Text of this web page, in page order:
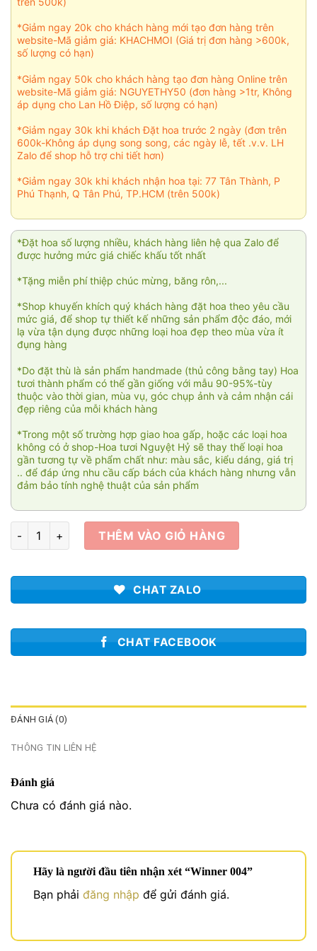
*Giảm ngay 20k cho khách hàng mới tạo đơn hàng trên
website-Mã giảm giá: KHACHMOI (Giá trị đơn hàng >600k,
số lượng có hạn)
*Giảm ngay 50k cho khách hàng tạo đơn hàng Online trên
website-Mã giảm giá: NGUYETHY50 (đơn hàng >1tr, Không
áp dụng cho Lan Hồ Điệp, số lượng có hạn)
*Giảm ngay 30k khi khách Đặt hoa trước 2 ngày (đơn trên
600k-Không áp dụng song song, các ngày lễ, tết .v.v. LH
Zalo để shop hỗ trợ chi tiết hơn)
*Giảm ngay 30k khi khách nhận hoa tại: 77 Tân Thành, P
Phú Thạnh, Q Tân Phú, TP.HCM (trên 500k)
*Đặt hoa số lượng nhiều, khách hàng liên hệ qua Zalo để
được hưởng mức giá chiếc khấu tốt nhất
*Tặng miễn phí thiệp chúc mừng, băng rôn,...
*Shop khuyến khích quý khách hàng đặt hoa theo yêu cầu
mức giá, để shop tự thiết kế những sản phẩm độc đáo, mới
lạ vừa tận dụng được những loại hoa đẹp theo mùa vừa ít
đụng hàng
*Do đặt thù là sản phẩm handmade (thủ công bằng tay) Hoa
tươi thành phẩm có thể gần giống với mẫu 90-95%-tùy
thuộc vào thời gian, mùa vụ, góc chụp ảnh và cảm nhận cái
đẹp riêng của mỗi khách hàng
*Trong một số trường hợp giao hoa gấp, hoặc các loại hoa
không có ở shop-Hoa tươi Nguyệt Hỷ sẽ thay thế loại hoa
gần tương tự về phẩm chất như: màu sắc, kiểu dáng, giá trị
.. để đáp ứng nhu cầu cấp bách của khách hàng nhưng vẫn
đảm bảo tính nghệ thuật của sản phẩm
Winner 004 số lượngTHÊM VÀO GIỎ HÀNG
CHAT ZALO
CHAT FACEBOOK
ĐÁNH GIÁ (0)
THÔNG TIN LIÊN HỆ
Đánh giá
Chưa có đánh giá nào.
Hãy là người đầu tiên nhận xét “Winner 004”
Bạn phải đăng nhập để gửi đánh giá.